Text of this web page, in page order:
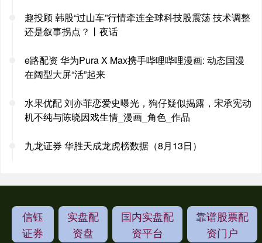
趣投顾 韩股“过山车”行情牵连全球科技股震荡 技术调整
还是叙事拐点？丨夜话
e路配资 华为Pura X Max携手哔哩哔哩漫画: 动态国漫
在阔型大屏“活”起来
水果优配 刘亦菲恋爱史曝光，狗仔疑似揭露，宋承宪动
机不纯与陈晓因戏生情_漫画_角色_作品
九龙证券 华胜天成龙虎榜数据（8月13日）
信钰
证券
实盘配
资盘
国内实盘配
资平台
靠谱股票配
资门户